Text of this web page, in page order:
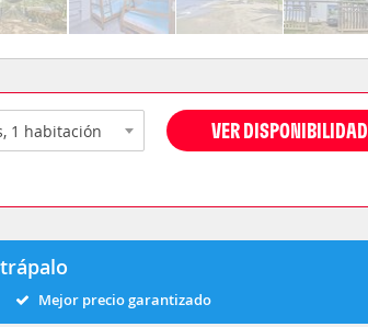
VER DISPONIBILIDAD
Mejor precio garantizado